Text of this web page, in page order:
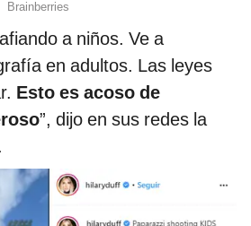
a niños. Ve a
en adultos. Las leyes
Esto es acoso de
”, dijo en sus redes la